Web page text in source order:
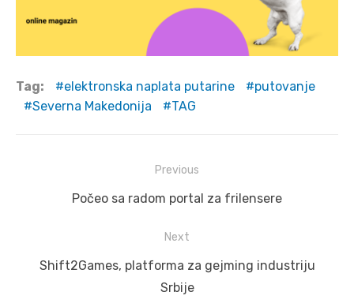
Tag: elektronska naplata putarine
putovanje
Severna Makedonija
TAG
navigation
Previous
Previous
Počeo sa radom portal za frilensere
Next
NextShift2Games, platforma za gejming industriju
Srbije